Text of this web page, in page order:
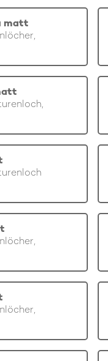
matt